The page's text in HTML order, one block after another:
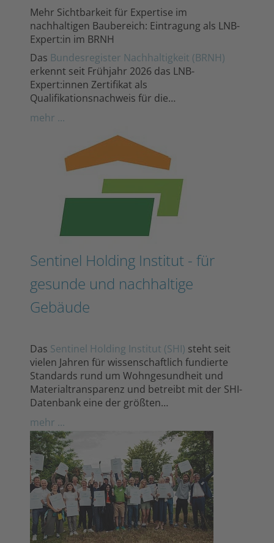
Mehr Sichtbarkeit für Expertise im
nachhaltigen Baubereich: Eintragung als LNB-
Expert:in im BRNH
Das Bundesregister Nachhaltigkeit (BRNH)
erkennt seit Frühjahr 2026 das LNB-
Expert:innen Zertifikat als
Qualifikationsnachweis für die…
mehr ...
Sentinel Holding Institut - für
gesunde und nachhaltige
Gebäude
Das Sentinel Holding Institut (SHI) steht seit
vielen Jahren für wissenschaftlich fundierte
Standards rund um Wohngesundheit und
Materialtransparenz und betreibt mit der SHI-
Datenbank eine der größten…
mehr ...